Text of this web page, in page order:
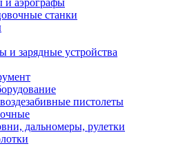
и аэрографы
станки
и зарядные устройства
пистолеты
дальномеры, рулетки